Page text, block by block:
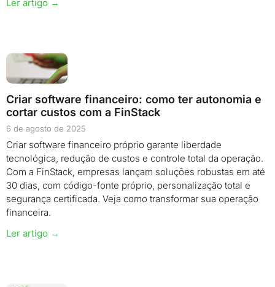
Ler artigo →
Criar software financeiro: como ter autonomia e
cortar custos com a FinStack
6 de agosto de 2025
Criar software financeiro próprio garante liberdade
tecnológica, redução de custos e controle total da operação.
Com a FinStack, empresas lançam soluções robustas em até
30 dias, com código-fonte próprio, personalização total e
segurança certificada. Veja como transformar sua operação
financeira.
Ler artigo →